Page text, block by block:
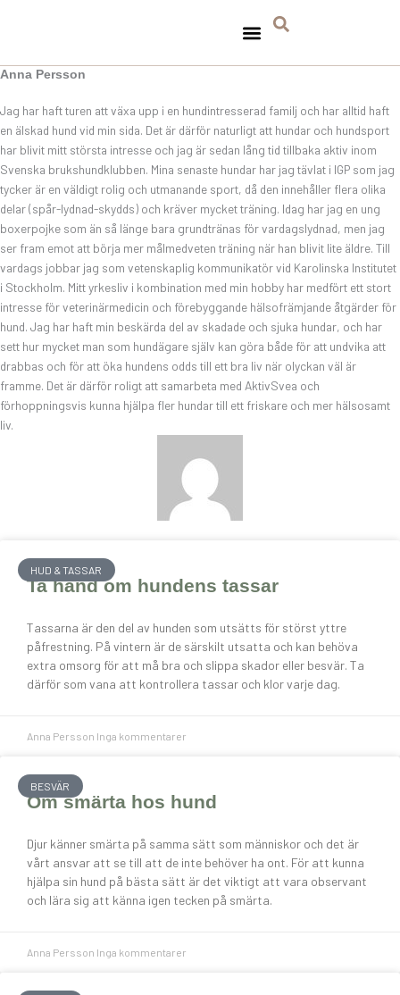
Anna Persson
Jag har haft turen att växa upp i en hundintresserad familj och har alltid haft
en älskad hund vid min sida. Det är därför naturligt att hundar och hundsport
har blivit mitt största intresse och jag är sedan lång tid tillbaka aktiv inom
Svenska brukshundklubben. Mina senaste hundar har jag tävlat i IGP som jag
tycker är en väldigt rolig och utmanande sport, då den innehåller flera olika
delar (spår-lydnad-skydds) och kräver mycket träning. Idag har jag en ung
boxerpojke som än så länge bara grundtränas för vardagslydnad, men jag
ser fram emot att börja mer målmedveten träning när han blivit lite äldre. Till
vardags jobbar jag som vetenskaplig kommunikatör vid Karolinska Institutet
i Stockholm. Mitt yrkesliv i kombination med min hobby har medfört ett stort
intresse för veterinärmedicin och förebyggande hälsofrämjande åtgärder för
hund. Jag har haft min beskärda del av skadade och sjuka hundar, och har
sett hur mycket man som hundägare själv kan göra både för att undvika att
drabbas och för att öka hundens odds till ett bra liv när olyckan väl är
framme. Det är därför roligt att samarbeta med AktivSvea och
förhoppningsvis kunna hjälpa fler hundar till ett friskare och mer hälsosamt
liv.
HUD & TASSAR
Ta hand om hundens tassar
Tassarna är den del av hunden som utsätts för störst yttre
påfrestning. På vintern är de särskilt utsatta och kan behöva
extra omsorg för att må bra och slippa skador eller besvär. Ta
därför som vana att kontrollera tassar och klor varje dag.
Anna Persson Inga kommentarer
BESVÄR
Om smärta hos hund
Djur känner smärta på samma sätt som människor och det är
vårt ansvar att se till att de inte behöver ha ont. För att kunna
hjälpa sin hund på bästa sätt är det viktigt att vara observant
och lära sig att känna igen tecken på smärta.
Anna Persson Inga kommentarer